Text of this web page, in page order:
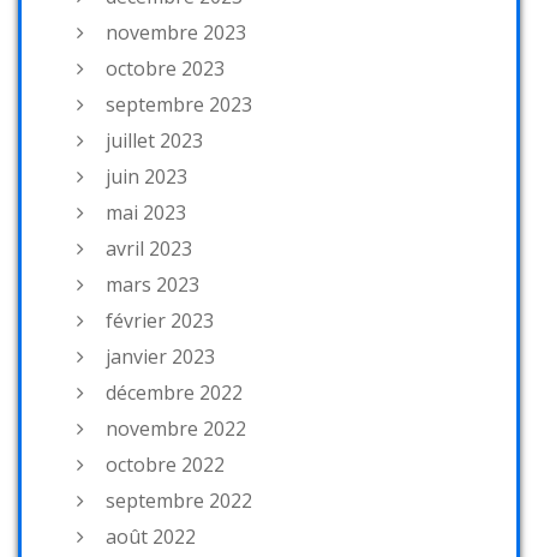
novembre 2023
octobre 2023
septembre 2023
juillet 2023
juin 2023
mai 2023
avril 2023
mars 2023
février 2023
janvier 2023
décembre 2022
novembre 2022
octobre 2022
septembre 2022
août 2022